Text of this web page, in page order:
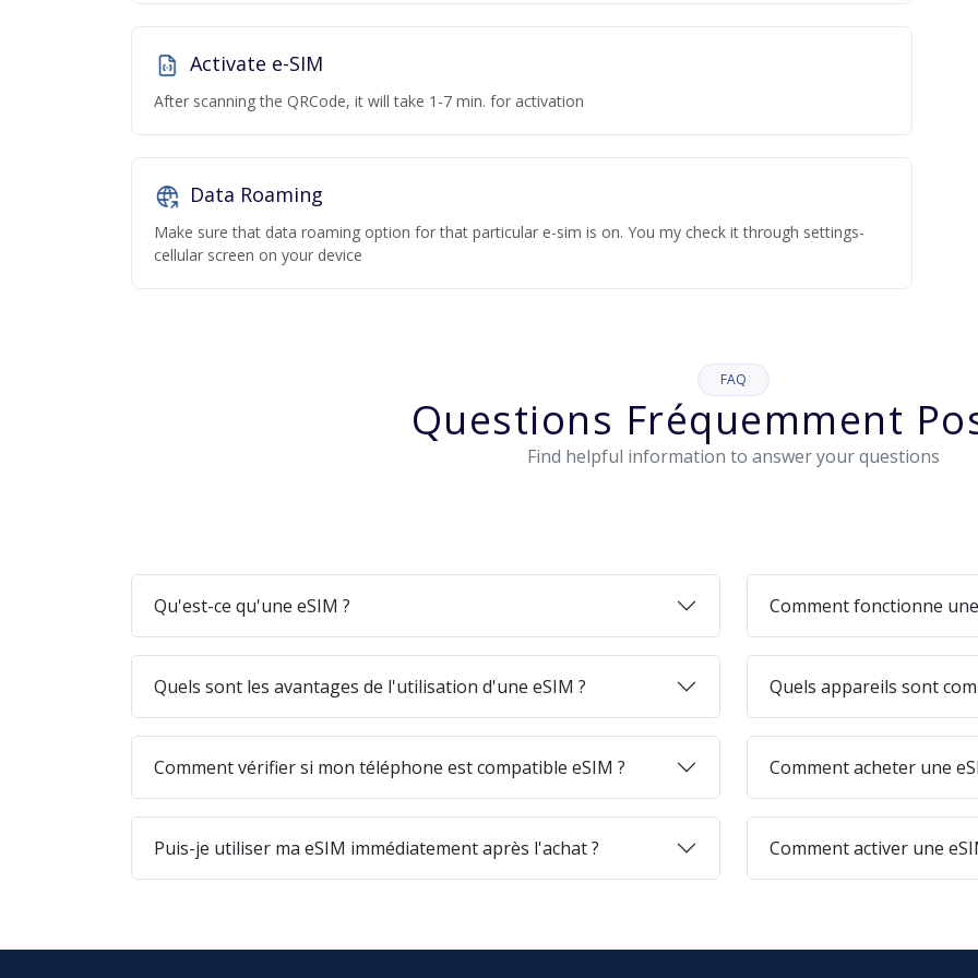
Activate e-SIM
After scanning the QRCode, it will take 1-7 min. for activation
Data Roaming
Make sure that data roaming option for that particular e-sim is on. You my check it through settings-
cellular screen on your device
FAQ
Questions Fréquemment
Find helpful information to answer your questions
Qu'est-ce qu'une eSIM ? Comment fonctionne
Quels sont les avantages de l'utilisation d'une eSIM ? Quels appareils sont
Comment vérifier si mon téléphone est compatible eSIM ? Comment acheter une
Puis-je utiliser ma eSIM immédiatement après l'achat ? Comment activer une